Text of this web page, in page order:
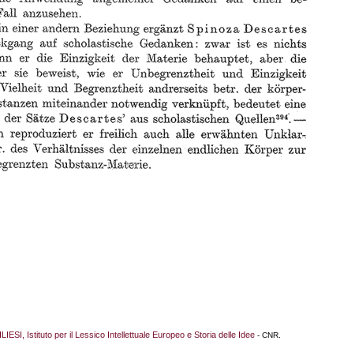
ILIESI, Istituto per il Lessico Intellettuale Europeo e Storia delle Idee - CNR.